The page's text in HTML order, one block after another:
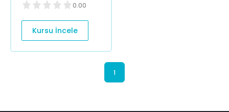
0.00
Kursu İncele
1